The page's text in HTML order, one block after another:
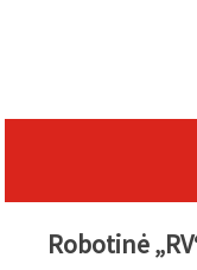
Robotinė